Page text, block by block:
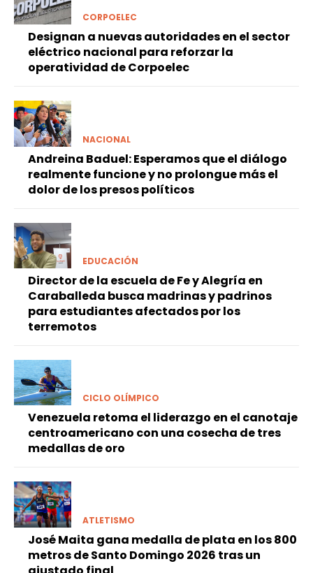
CORPOELEC
Designan a nuevas autoridades en el sector
eléctrico nacional para reforzar la
operatividad de Corpoelec
NACIONAL
Andreina Baduel: Esperamos que el diálogo
realmente funcione y no prolongue más el
dolor de los presos políticos
EDUCACIÓN
Director de la escuela de Fe y Alegría en
Caraballeda busca madrinas y padrinos
para estudiantes afectados por los
terremotos
CICLO OLÍMPICO
Venezuela retoma el liderazgo en el canotaje
centroamericano con una cosecha de tres
medallas de oro
ATLETISMO
José Maita gana medalla de plata en los 800
metros de Santo Domingo 2026 tras un